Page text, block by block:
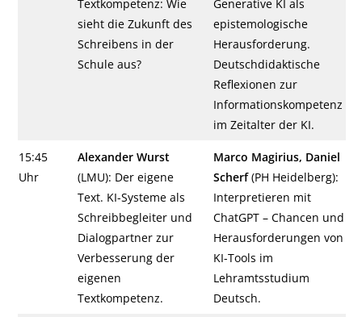
Textkompetenz: Wie
sieht die Zukunft des
Schreibens in der
Schule aus?
Generative KI als
epistemologische
Herausforderung.
Deutschdidaktische
Reflexionen zur
Informationskompetenz
im Zeitalter der KI.
15:45
Uhr
Alexander Wurst
(LMU): Der eigene
Text. KI-Systeme als
Schreibbegleiter und
Dialogpartner zur
Verbesserung der
eigenen
Textkompetenz.
Marco Magirius, Daniel
Scherf(PH Heidelberg):
Interpretieren mit
ChatGPT – Chancen und
Herausforderungen von
KI-Tools im
Lehramtsstudium
Deutsch.